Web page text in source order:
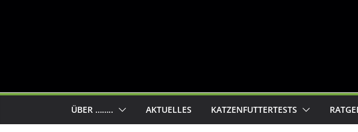
ÜBER …….. AKTUELLES KATZENFUTTERTESTS